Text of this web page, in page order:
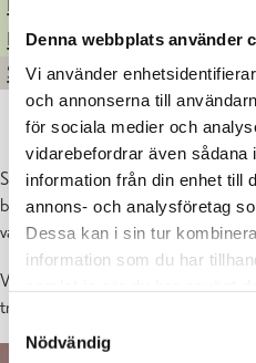
Denna webbplats använder
Vi använder
och annonserna till
för sociala medier och
vidarebefordrar även sådana
information från din enhet till
annons- och analysföretag
Dessa kan i sin tur
information som du har
Samtyckesval
Nödvändig
FASTIGHETER OCH
BOENDE OCH MILJÖ
BYA-
STADEN
Saneringsarbeten i Norra hamnen i
berättar investeringschef Oskar
vad som gjorts hittills och vad som
Videon är textad på svenska. Du
trycka på T-ikonen i videospelaren.